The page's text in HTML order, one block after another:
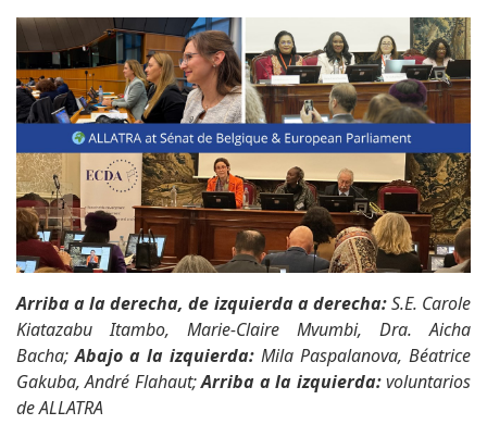
Arriba a la derecha, de izquierda a derecha:S.E. Carole
Kiatazabu Itambo, Marie-Claire Mvumbi, Dra. Aicha
Bacha;Abajo a la izquierda: Mila Paspalanova, Béatrice
Gakuba, André Flahaut;Arriba a la izquierda:voluntarios
de ALLATRA